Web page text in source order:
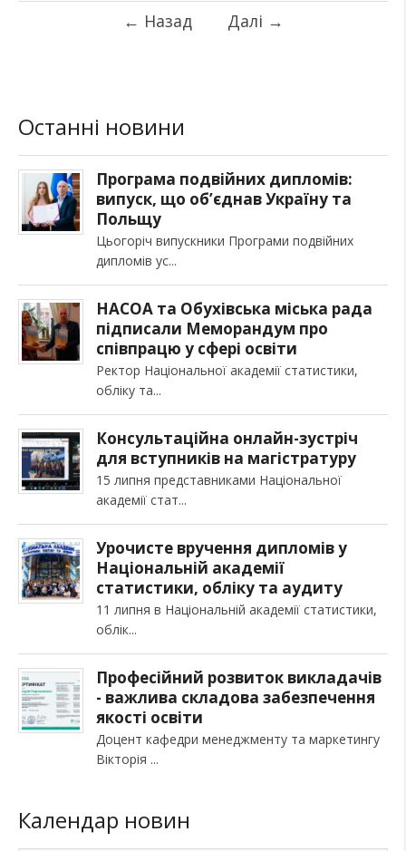
← Назад Далі →
Останні новини
Програма подвійних дипломів:
випуск, що об’єднав Україну та
Польщу
Цьогоріч випускники Програми подвійних
дипломів ус
НАСОА та Обухівська міська рада
підписали Меморандум про
співпрацю у сфері освіти
Ректор Національної академії статистики,
обліку та
Консультаційна онлайн-зустріч
для вступників на магістратуру
15 липня представниками Національної
академії стат
Урочисте вручення дипломів у
Національній академії
статистики, обліку та аудиту
11 липня в Національній академії статистики,
облік
Професійний розвиток викладачів
- важлива складова забезпечення
якості освіти
Доцент кафедри менеджменту та маркетингу
Вікторія
Календар новин